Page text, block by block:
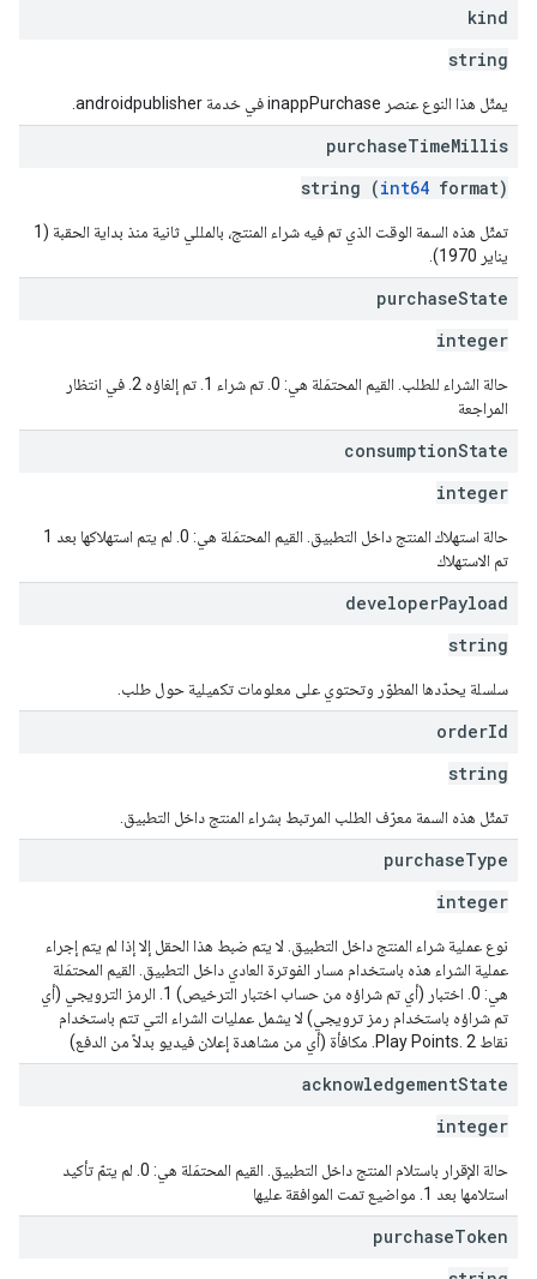
kind
string
يمثّل هذا النوع عنصر inappPurchase في خدمة androidpublisher.
purchaseTimeMillis
string (int64 format)
تمثّل هذه السمة الوقت الذي تم فيه شراء المنتج، بالمللي ثانية منذ بداية الحقبة (1
يناير 1970).
purchaseState
integer
حالة الشراء للطلب. القيم المحتمَلة هي: 0. تم شراء 1. تم إلغاؤه 2. في انتظار
المراجعة
consumptionState
integer
حالة استهلاك المنتج داخل التطبيق. القيم المحتمَلة هي: 0. لم يتم استهلاكها بعد 1
تم الاستهلاك
developerPayload
string
سلسلة يحدّدها المطوّر وتحتوي على معلومات تكميلية حول طلب.
orderId
string
تمثّل هذه السمة معرّف الطلب المرتبط بشراء المنتج داخل التطبيق.
purchaseType
integer
نوع عملية شراء المنتج داخل التطبيق. لا يتم ضبط هذا الحقل إلا إذا لم يتم إجراء
عملية الشراء هذه باستخدام مسار الفوترة العادي داخل التطبيق. القيم المحتمَلة
هي: 0. اختبار (أي تم شراؤه من حساب اختبار الترخيص) 1. الرمز الترويجي (أي
تم شراؤه باستخدام رمز ترويجي) لا يشمل عمليات الشراء التي تتم باستخدام
نقاط Play Points. 2. مكافأة (أي من مشاهدة إعلان فيديو بدلاً من الدفع)
acknowledgementState
integer
حالة الإقرار باستلام المنتج داخل التطبيق. القيم المحتمَلة هي: 0. لم يتمّ تأكيد
استلامها بعد 1. مواضيع تمت الموافقة عليها
purchaseToken